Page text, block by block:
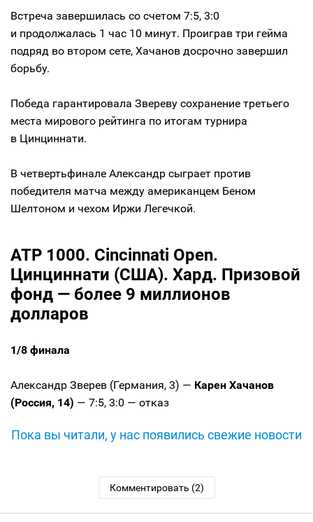
Встреча завершилась со счетом 7:5, 3:0
и продолжалась 1 час 10 минут. Проиграв три гейма
подряд во втором сете, Хачанов досрочно завершил
борьбу.
Победа гарантировала Звереву сохранение третьего
места мирового рейтинга по итогам турнира
в Цинциннати.
В четвертьфинале Александр сыграет против
победителя матча между американцем Беном
Шелтоном и чехом Иржи Легечкой.
ATP 1000. Cincinnati Open.
Цинциннати (США). Хард. Призовой
фонд — более 9 миллионов
долларов
1/8 финала
Александр Зверев (Германия, 3) — Карен Хачанов
(Россия, 14) — 7:5, 3:0 — отказ
Пока вы читали, у нас появились свежие новости
Комментировать (2)